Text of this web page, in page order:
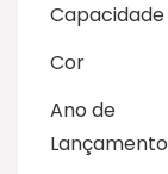
Capacidade
Cor
Ano de
Lançamento